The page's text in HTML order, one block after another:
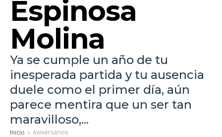
Espinosa
Molina
Ya se cumple un año de tu
inesperada partida y tu ausencia
duele como el primer día, aún
parece mentira que un ser tan
maravilloso,...
Inicio Aniversarios